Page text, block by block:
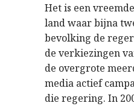
Het is een
land waar bijna
bevolking de
de verkiezingen
de overgrote
media actief
die regering. In